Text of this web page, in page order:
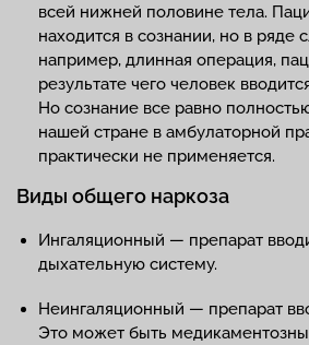
всей нижней половине тела.
находится в сознании, но в ряде
например, длинная операция,
результате чего человек
Но сознание все равно
нашей стране в амбулаторной
практически не применяется.
Виды общего наркоза
Ингаляционный — препарат
дыхательную систему.
Неингаляционный — препарат
Это может быть